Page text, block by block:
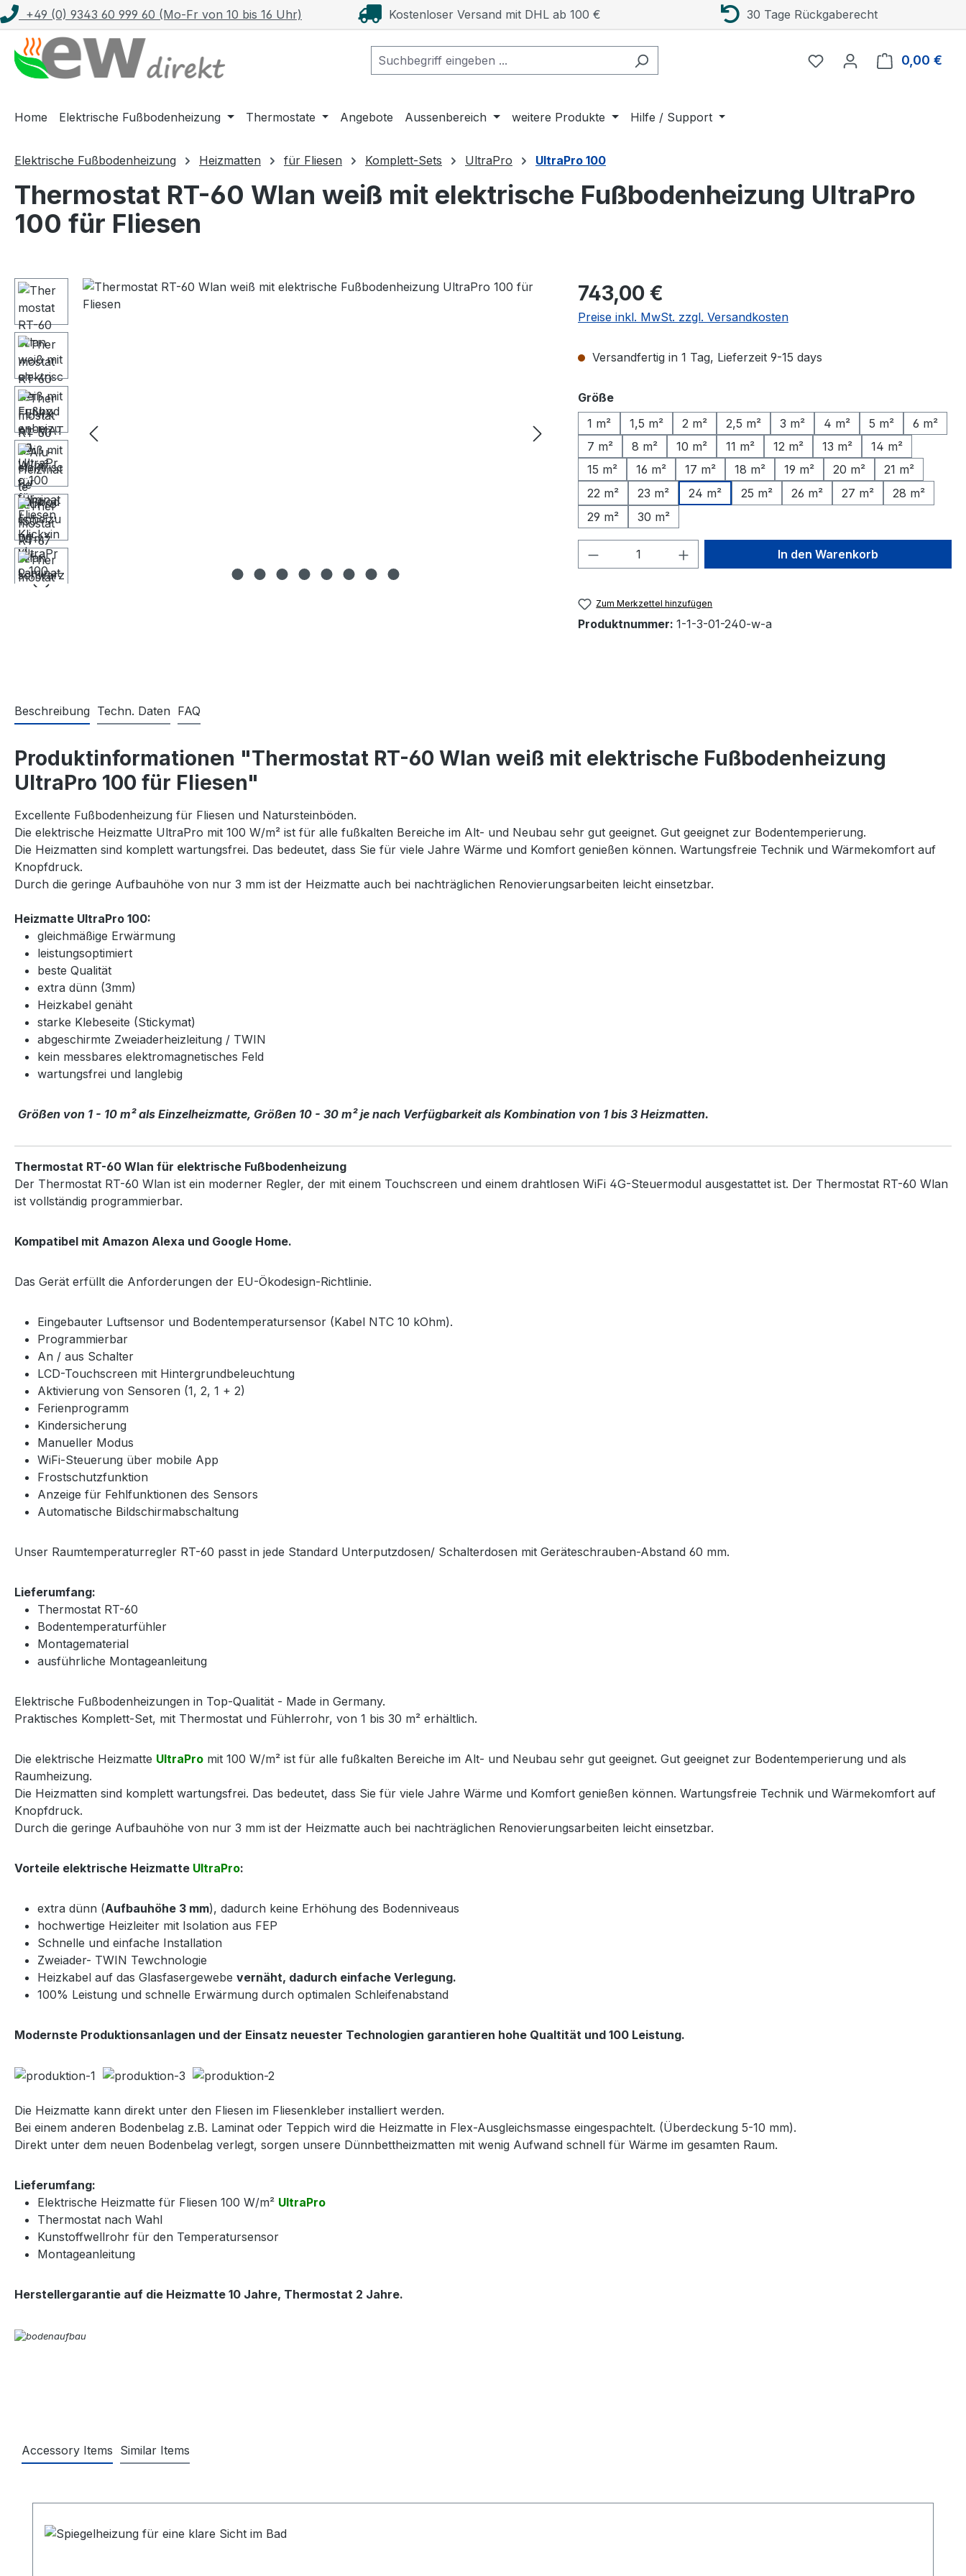
Hauptinhalt springen
Zur Suche springen
Zur Hauptnavigation springen
+49 (0) 9343 60 999 60 (Mo-Fr von 10 bis 16 Uhr) Kostenloser Versand mit DHL ab 100 € 30 Tage Rückgaberecht
0,00 €
Home Elektrische Fußbodenheizung Thermostate Angebote Aussenbereich weitere Produkte Hilfe / Support
Elektrische Fußbodenheizung Heizmatten für Fliesen Komplett-Sets UltraPro UltraPro 100
Thermostat RT-60 Wlan weiß mit elektrische Fußbodenheizung UltraPro
100 für Fliesen
Bildergalerie überspringen Regulärer Preis:
743,00 €
Preise inkl. MwSt. zzgl. Versandkosten
Versandfertig in 1 Tag, Lieferzeit 9-15 days
Größeauswählen
1 m²
1,5 m² 2 m² 2,5 m² 3 m² 4 m² 5 m²
6 m²
7 m²
8 m² 10 m² 11 m² 12 m² 13 m²
14 m²
15 m²
16 m² 17 m² 18 m² 19 m² 20 m²
21 m²
22 m²
23 m² 24 m² 25 m² 26 m² 27 m²
28 m²
29 m²
30 m²
Produkt Anzahl: Gib den gewünschten Wert
In den Warenkorb
Zum Merkzettel hinzufügen
Produktnummer: 1-1-3-01-240-w-a
Beschreibung Techn. Daten FAQ
Produktinformationen "Thermostat RT-60 Wlan weiß mit elektrische Fußbodenheizung
UltraPro 100 für Fliesen"
Excellente Fußbodenheizung für Fliesen und Natursteinböden.
Die elektrische Heizmatte UltraPro mit 100 W/m² ist für alle fußkalten Bereiche im Alt- und Neubau sehr gut geeignet. Gut geeignet zur Bodentemperierung.
Die Heizmatten sind komplett wartungsfrei. Das bedeutet, dass Sie für viele Jahre Wärme und Komfort genießen können. Wartungsfreie Technik und Wärmekomfort auf
Knopfdruck.
Durch die geringe Aufbauhöhe von nur 3 mm ist der Heizmatte auch bei nachträglichen Renovierungsarbeiten leicht einsetzbar.
Heizmatte UltraPro 100:
gleichmäßige Erwärmung
leistungsoptimiert
beste Qualität
extra dünn (3mm)
Heizkabel genäht
starke Klebeseite (Stickymat)
abgeschirmte Zweiaderheizleitung / TWIN
kein messbares elektromagnetisches Feld
wartungsfrei und langlebig
Größen von 1 - 10 m² als Einzelheizmatte, Größen 10 - 30 m² je nach Verfügbarkeit als Kombination von 1 bis 3 Heizmatten.
Thermostat RT-60 Wlan für elektrische Fußbodenheizung
Der Thermostat RT-60 Wlan ist ein moderner Regler, der mit einem Touchscreen und einem drahtlosen WiFi 4G-Steuermodul ausgestattet ist. Der Thermostat RT-60 Wlan
ist vollständig programmierbar.
Kompatibel mit Amazon Alexa und Google Home.
Das Gerät erfüllt die Anforderungen der EU-Ökodesign-Richtlinie.
Eingebauter Luftsensor und Bodentemperatursensor (Kabel NTC 10 kOhm).
Programmierbar
An / aus Schalter
LCD-Touchscreen mit Hintergrundbeleuchtung
Aktivierung von Sensoren (1, 2, 1 + 2)
Ferienprogramm
Kindersicherung
Manueller Modus
WiFi-Steuerung über mobile App
Frostschutzfunktion
Anzeige für Fehlfunktionen des Sensors
Automatische Bildschirmabschaltung
Unser Raumtemperaturregler RT-60 passt in jede Standard Unterputzdosen/ Schalterdosen mit Geräteschrauben-Abstand 60 mm.
Lieferumfang:
Thermostat RT-60
Bodentemperaturfühler
Montagematerial
ausführliche Montageanleitung
Elektrische Fußbodenheizungen in Top-Qualität - Made in Germany.
Praktisches Komplett-Set, mit Thermostat und Fühlerrohr, von 1 bis 30 m² erhältlich.
Die elektrische Heizmatte UltraPro mit 100 W/m² ist für alle fußkalten Bereiche im Alt- und Neubau sehr gut geeignet. Gut geeignet zur Bodentemperierung und als
Raumheizung.
Die Heizmatten sind komplett wartungsfrei. Das bedeutet, dass Sie für viele Jahre Wärme und Komfort genießen können. Wartungsfreie Technik und Wärmekomfort auf
Knopfdruck.
Durch die geringe Aufbauhöhe von nur 3 mm ist der Heizmatte auch bei nachträglichen Renovierungsarbeiten leicht einsetzbar.
Vorteile elektrische Heizmatte UltraPro:
extra dünn (Aufbauhöhe 3 mm), dadurch keine Erhöhung des Bodenniveaus
hochwertige Heizleiter mit Isolation aus FEP
Schnelle und einfache Installation
Zweiader- TWIN Tewchnologie
Heizkabel auf das Glasfasergewebe vernäht, dadurch einfache Verlegung.
100% Leistung und schnelle Erwärmung durch optimalen Schleifenabstand
Modernste Produktionsanlagen und der Einsatz neuester Technologien garantieren hohe Qualtität und 100 Leistung.
Die Heizmatte kann direkt unter den Fliesen im Fliesenkleber installiert werden.
Bei einem anderen Bodenbelag z.B. Laminat oder Teppich wird die Heizmatte in Flex-Ausgleichsmasse eingespachtelt. (Überdeckung 5-10 mm).
Direkt unter dem neuen Bodenbelag verlegt, sorgen unsere Dünnbettheizmatten mit wenig Aufwand schnell für Wärme im gesamten Raum.
Lieferumfang:
Elektrische Heizmatte für Fliesen 100 W/m² UltraPro
Thermostat nach Wahl
Kunstoffwellrohr für den Temperatursensor
Montageanleitung
Herstellergarantie auf die Heizmatte 10 Jahre, Thermostat 2 Jahre.
Accessory Items Similar Items